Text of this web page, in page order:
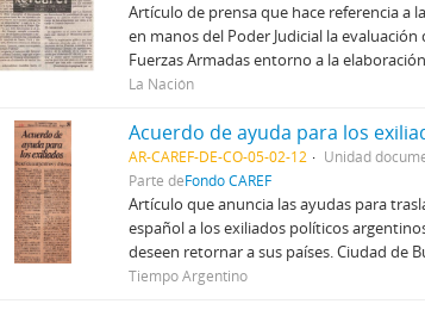
Artículo de prensa que hace referencia a
en manos del Poder Judicial la
Fuerzas Armadas entorno a la
La Nación
Acuerdo de ayuda para los
AR-CAREF-DE-CO-05-02-12 Unidad
Parte deFondo CAREF
Artículo que anuncia las ayudas para
español a los exiliados políticos
deseen retornar a sus países. Ciudad de
Tiempo Argentino